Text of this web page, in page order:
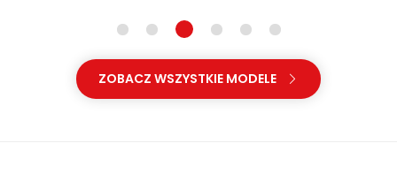
ZOBACZ WSZYSTKIE MODELE